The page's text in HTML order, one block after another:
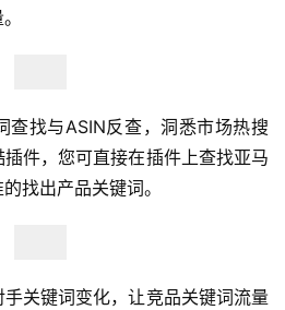
查找与ASIN反查，洞悉市场热搜
件，您可直接在插件上查找亚马
找出产品关键词。
手关键词变化，让竞品关键词流量